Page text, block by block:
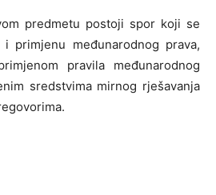
predmetu postoji spor koji se
primjenu međunarodnog prava,
pravila međunarodnog
sredstvima mirnog rješavanja